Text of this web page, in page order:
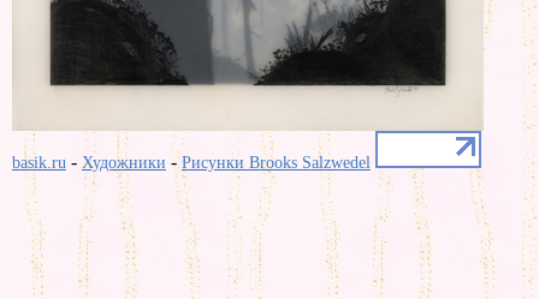
basik.ru - Художники -Рисунки Brooks Salzwedel